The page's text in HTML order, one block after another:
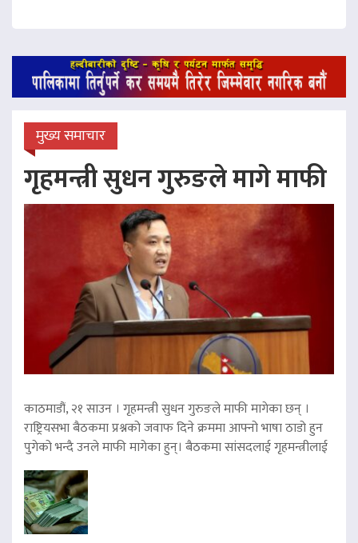
मुख्य समाचार
गृहमन्त्री सुधन गुरुङले मागे माफी
काठमाडौं, २१ साउन । गृहमन्त्री सुधन गुरुङले माफी मागेका छन् ।
राष्ट्रियसभा बैठकमा प्रश्नको जवाफ दिने क्रममा आफ्नो भाषा ठाडो हुन
पुगेको भन्दै उनले माफी मागेका हुन्। बैठकमा सांसदलाई गृहमन्त्रीलाई